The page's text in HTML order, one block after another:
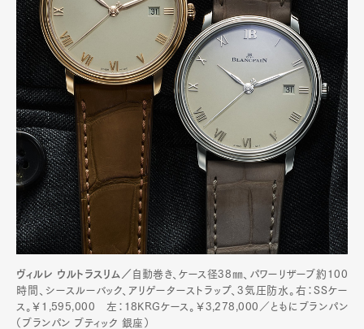
ヴィルレ ウルトラスリム／ 自動巻き、ケース径38㎜、パワーリザーブ約100
時間、シースルーバック、アリゲーターストラップ、3気圧防水。右：SSケー
ス。￥1,595,000 左：18KRGケース。￥3,278,000／ともにブランパン
（ブランパン ブティック 銀座）